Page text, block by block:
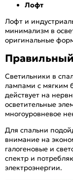
Лофт
Лофт и
минимализм в
оригинальные
Светильники в
лампами с мягким
действует на
осветительные
многоуровневое
Для спальни
внимание на
галогеновые и
спектр и
электроэнергии.